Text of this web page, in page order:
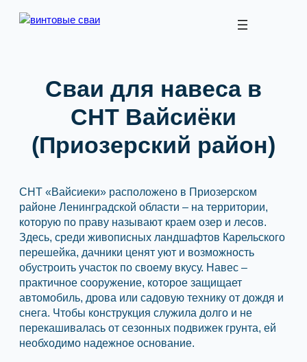
Перейти
Сваи для навеса в
СНТ Вайсиёки
(Приозерский район)
СНТ «Вайсиеки» расположено в Приозерском
районе Ленинградской области – на территории,
которую по праву называют краем озер и лесов.
Здесь, среди живописных ландшафтов Карельского
перешейка, дачники ценят уют и возможность
обустроить участок по своему вкусу. Навес –
практичное сооружение, которое защищает
автомобиль, дрова или садовую технику от дождя и
снега. Чтобы конструкция служила долго и не
перекашивалась от сезонных подвижек грунта, ей
необходимо надежное основание.